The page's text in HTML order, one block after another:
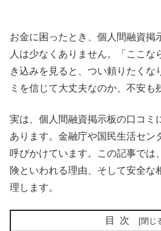
お金に困ったとき、個人間融資掲
人は少なくありません。「ここな
き込みを見ると、つい頼りたくな
ミを信じて大丈夫なのか、不安も
実は、個人間融資掲示板の口コミ
あります。金融庁や国民生活セン
呼びかけています。この記事では
険といわれる理由、そして安全な
理します。
目次